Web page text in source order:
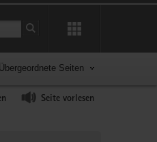
Suchbegriff
Suche starten
Übergeordnete Seiten
Seite vorlesen